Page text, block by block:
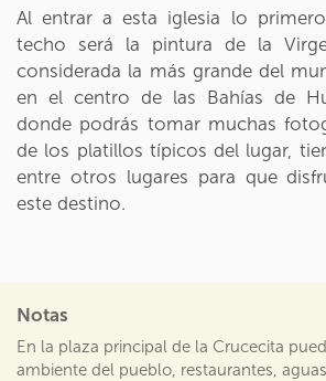
Al entrar a esta iglesia lo
techo será la pintura de la
considerada la más grande del
en el centro de las Bahías de
donde podrás tomar muchas
de los platillos típicos del lugar,
entre otros lugares para que
este destino.
Notas
En la plaza principal de la Crucecita
ambiente del pueblo, restaurantes,